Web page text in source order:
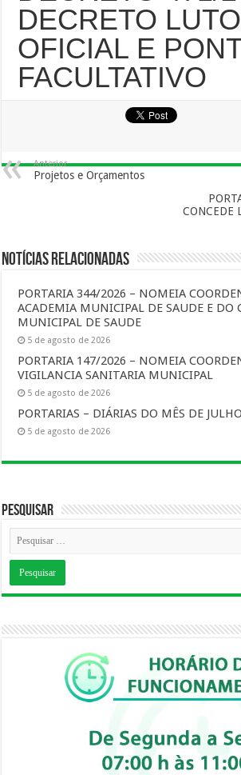
DECRETO LUTO
OFICIAL E
FACULTATIVO
Anterior
Projetos e Orçamentos
CONCEDE
Notícias Relacionadas
PORTARIA 344/2026 – NOMEIA
ACADEMIA MUNICIPAL DE SAUDE E DO
MUNICIPAL DE SAUDE
5 de agosto de 2026
PORTARIA 147/2026 – NOMEIA
VIGILANCIA SANITARIA MUNICIPAL
5 de agosto de 2026
PORTARIAS – DIÁRIAS DO MÊS DE
5 de agosto de 2026
Pesquisar